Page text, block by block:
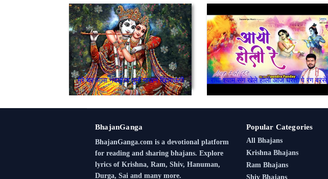
मेरे घर आना नंदलाला तुम्हें माखन खिलाऊंगी राधा श्याम संग खेले होली आज धरती पे रंग बरसे
BhajanGanga
BhajanGanga.com is a devotional platform
for reading and sharing bhajans. Explore
lyrics of Krishna, Ram, Shiv, Hanuman,
Durga, Sai and many more.
Popular Categories
All Bhajans
Krishna Bhajans
Ram Bhajans
Shiv Bhajans